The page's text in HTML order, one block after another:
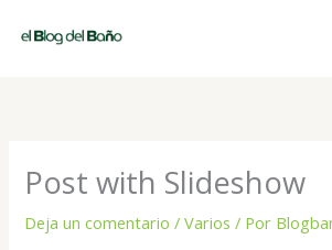
Post with Slideshow
Deja un comentario /Varios / Por